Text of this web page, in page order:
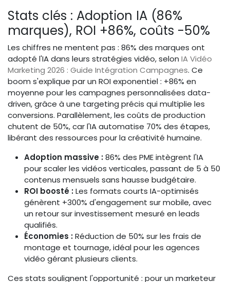
Stats clés : Adoption IA (86%
marques), ROI +86%, coûts -50%
Les chiffres ne mentent pas : 86% des marques ont
adopté l'IA dans leurs stratégies vidéo, selon IA Vidéo
Marketing 2026 : Guide Intégration Campagnes. Ce
boom s'explique par un ROI exponentiel : +86% en
moyenne pour les campagnes personnalisées data-
driven, grâce à une targeting précis qui multiplie les
conversions. Parallèlement, les coûts de production
chutent de 50%, car l'IA automatise 70% des étapes,
libérant des ressources pour la créativité humaine.
Adoption massive :86% des PME intègrent l'IA
pour scaler les vidéos verticales, passant de 5 à 50
contenus mensuels sans hausse budgétaire.
ROI boosté :Les formats courts IA-optimisés
génèrent +300% d'engagement sur mobile, avec
un retour sur investissement mesuré en leads
qualifiés.
Économies :Réduction de 50% sur les frais de
montage et tournage, idéal pour les agences
vidéo gérant plusieurs clients.
Ces stats soulignent l'opportunité : pour un marketeur